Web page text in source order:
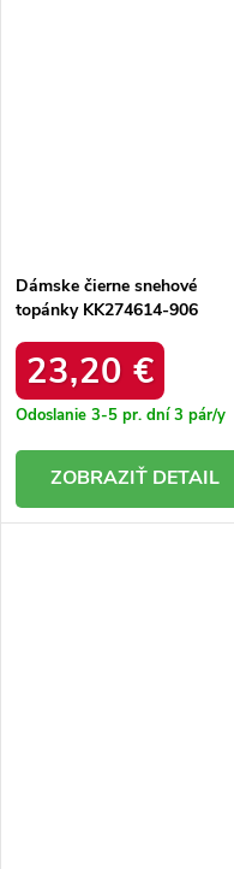
Dámske čierne snehové
topánky KK274614-906
23,20 €
Odoslanie 3-5 pr. dní3 pár/y
DETAIL